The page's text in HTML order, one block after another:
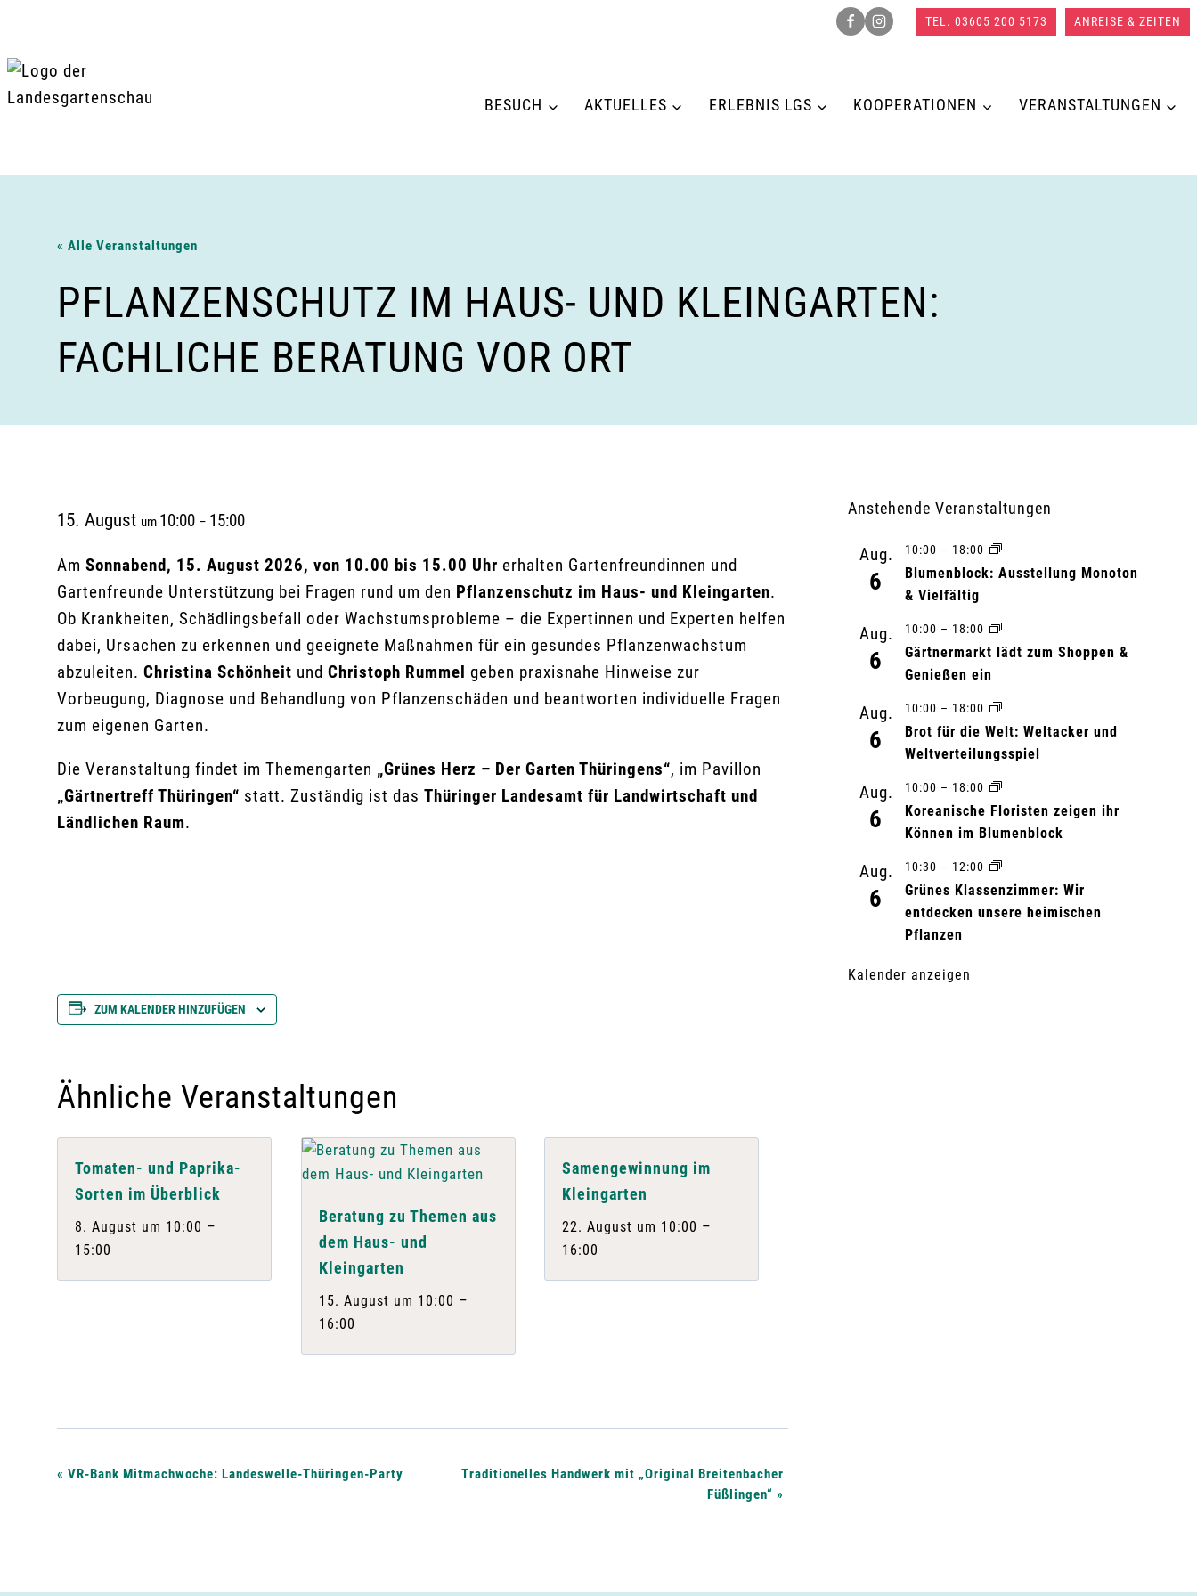
springen
TEL. 03605 200 5173 ANREISE & ZEITEN
BESUCH AKTUELLES ERLEBNIS LGS KOOPERATIONEN VERANSTALTUNGEN
« Alle Veranstaltungen
PFLANZENSCHUTZ IM HAUS- UND KLEINGARTEN:
FACHLICHE BERATUNG VOR ORT
15. August um 10:00 – 15:00
Am Sonnabend, 15. August 2026, von 10.00 bis 15.00 Uhr erhalten Gartenfreundinnen und
Gartenfreunde Unterstützung bei Fragen rund um den Pflanzenschutz im Haus- und Kleingarten.
Ob Krankheiten, Schädlingsbefall oder Wachstumsprobleme – die Expertinnen und Experten helfen
dabei, Ursachen zu erkennen und geeignete Maßnahmen für ein gesundes Pflanzenwachstum
abzuleiten. Christina Schönheit und Christoph Rummel geben praxisnahe Hinweise zur
Vorbeugung, Diagnose und Behandlung von Pflanzenschäden und beantworten individuelle Fragen
zum eigenen Garten.
Die Veranstaltung findet im Themengarten „Grünes Herz – Der Garten Thüringens“, im Pavillon
„Gärtnertreff Thüringen“ statt. Zuständig ist das Thüringer Landesamt für Landwirtschaft und
Ländlichen Raum.
ZUM KALENDER HINZUFÜGEN
Ähnliche Veranstaltungen
Tomaten- und Paprika-
Sorten im Überblick
8. August um 10:00 –
15:00
Beratung zu Themen aus
dem Haus- und
Kleingarten
15. August um 10:00 –
16:00
Samengewinnung im
Kleingarten
22. August um 10:00 –
16:00
V
r
« VR-Bank Mitmachwoche: Landeswelle-Thüringen-Party
Traditionelles Handwerk mit „Original Breitenbacher
Füßlingen“»
Anstehende Veranstaltungen
Aug.
6
10:00 – 18:00
Blumenblock: Ausstellung Monoton
& Vielfältig
Aug.
6
10:00 – 18:00
Gärtnermarkt lädt zum Shoppen &
Genießen ein
Aug.
6
10:00 – 18:00
Brot für die Welt: Weltacker und
Weltverteilungsspiel
Aug.
6
10:00 – 18:00
Koreanische Floristen zeigen ihr
Können im Blumenblock
Aug.
6
10:30 – 12:00
Grünes Klassenzimmer: Wir
entdecken unsere heimischen
Pflanzen
Kalender anzeigen